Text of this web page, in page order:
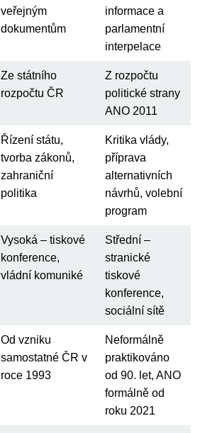
veřejným
dokumentům
informace a
parlamentní
interpelace
Ze státního
rozpočtu ČR
Z rozpočtu
politické strany
ANO 2011
Řízení státu,
tvorba zákonů,
zahraniční
politika
Kritika vlády,
příprava
alternativních
návrhů, volební
program
Vysoká – tiskové
konference,
vládní komuniké
Střední –
stranické
tiskové
konference,
sociální sítě
Od vzniku
samostatné ČR v
roce 1993
Neformálně
praktikováno
od 90. let, ANO
formálně od
roku 2021